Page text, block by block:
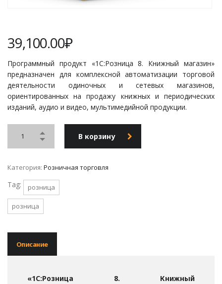
39,100.00₽
Программный продукт «1С:Розница 8. Книжный магазин»
предназначен для комплексной автоматизации торговой
деятельности одиночных и сетевых магазинов,
ориентированных на продажу книжных и периодических
изданий, аудио и видео, мультимедийной продукции.
В корзину
Категория: Розничная торговля
Tag: розница
розница
Описание
«1С:Розница 8. Книжный